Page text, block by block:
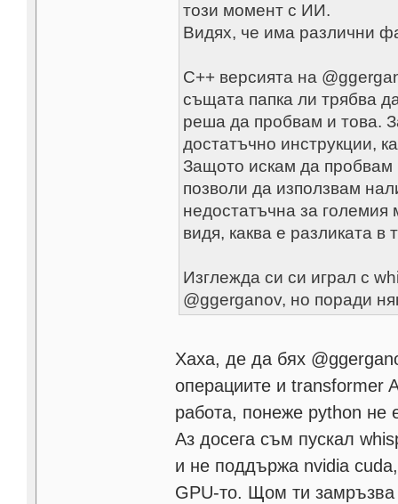
този момент с ИИ.
Видях, че има различни
С++ версията на
същата папка ли трябва
реша да пробвам и това.
достатъчно инструкции,
Защото искам да
позволи да използвам
недостатъчна за големия
видя, каква е разликата в
Изглежда си си играл с
@ggerganov, но поради
Хаха, де да бях
операциите и transformer
работа, понеже python не
Аз досега съм пускал
и не поддържа nvidia
GPU-то. Щом ти